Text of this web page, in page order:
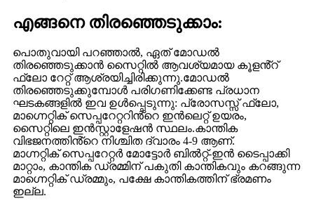
എങ്ങനെ തിരഞ്ഞെടുക്കാം:
പൊതുവായി പറഞ്ഞാൽ, ഏത് മോഡൽ
തിരഞ്ഞെടുക്കാൻ സൈറ്റിൽ ആവശ്യമായ കൂളൻ്റ്
ഫ്ലോ റേറ്റ് ആശ്രയിച്ചിരിക്കുന്നു.മോഡൽ
തിരഞ്ഞെടുക്കുമ്പോൾ പരിഗണിക്കേണ്ട പ്രധാന
ഘടകങ്ങളിൽ ഇവ ഉൾപ്പെടുന്നു: പ്രോസസ്സ് ഫ്ലോ,
മാഗ്നെറ്റിക് സെപ്പറേറ്ററിൻ്റെ ഇൻലെറ്റ് ഉയരം,
സൈറ്റിലെ ഇൻസ്റ്റാളേഷൻ സ്ഥലം.കാന്തിക
വിഭജനത്തിൻ്റെ നിശ്ചിത ദ്വാരം 4-9 ആണ്.
മാഗ്നറ്റിക് സെപ്പറേറ്റർ മോട്ടോർ ബിൽറ്റ്-ഇൻ ടൈപ്പാക്കി
മാറ്റാം, കാന്തിക ഡ്രമ്മിന് പകുതി കാന്തികവും കറങ്ങുന്ന
മാഗ്നെറ്റിക് ഡ്രമ്മും, പക്ഷേ കാന്തികത്തിന് ഭ്രമണം
ഇല്ല.